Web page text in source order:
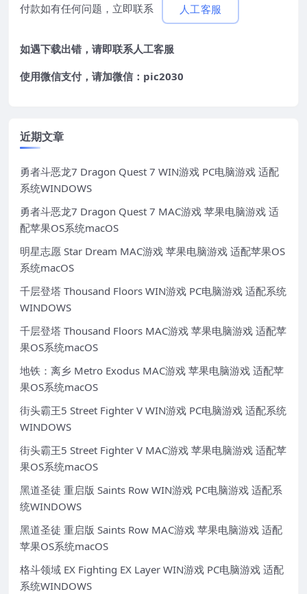
付款如有任何问题，立即联系 人工客服
如遇下载出错，请即联系人工客服
使用微信支付，请加微信：pic2030
近期文章
勇者斗恶龙7 Dragon Quest 7 WIN游戏 PC电脑游戏 适配
系统WINDOWS
勇者斗恶龙7 Dragon Quest 7 MAC游戏 苹果电脑游戏 适
配苹果OS系统macOS
明星志愿 Star Dream MAC游戏 苹果电脑游戏 适配苹果OS
系统macOS
千层登塔 Thousand Floors WIN游戏 PC电脑游戏 适配系统
WINDOWS
千层登塔 Thousand Floors MAC游戏 苹果电脑游戏 适配苹
果OS系统macOS
地铁：离乡 Metro Exodus MAC游戏 苹果电脑游戏 适配苹
果OS系统macOS
街头霸王5 Street Fighter V WIN游戏 PC电脑游戏 适配系统
WINDOWS
街头霸王5 Street Fighter V MAC游戏 苹果电脑游戏 适配苹
果OS系统macOS
黑道圣徒 重启版 Saints Row WIN游戏 PC电脑游戏 适配系
统WINDOWS
黑道圣徒 重启版 Saints Row MAC游戏 苹果电脑游戏 适配
苹果OS系统macOS
格斗领域 EX Fighting EX Layer WIN游戏 PC电脑游戏 适配
系统WINDOWS